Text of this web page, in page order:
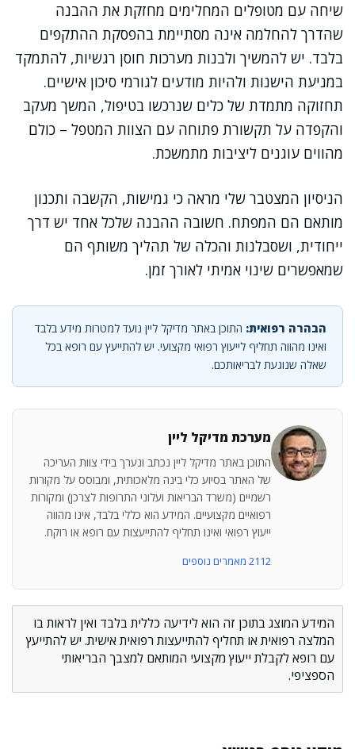
שיחה עם מטופלים המחלימים מחזקת את ההבנה
שהדרך להחלמה אינה מסתיימת בהפסקת ההתקפים
בלבד. יש להמשיך ולבנות מערכות חוסן רגשיות, להתמקד
במניעת הישנות ולהיות מודעים לגורמי סיכון אישיים.
תחזוקה מתמדת של כלים שנרכשו בטיפול, המשך מעקב
והקפדה על תקשורת פתוחה עם הצוות המטפל – כולם
מהווים עוגנים ליציבות מתמשכת.
הניסיון המצטבר שלי מראה כי גמישות, הקשבה ותכנון
מותאם הם המפתח. חשובה ההבנה שלכל אחד יש דרך
ייחודית, ושסבלנות והכלה של תהליך משותף הם
שמאפשרים שינוי אמיתי לאורך זמן.
הבהרה רפואית: התוכן באתר מדיקל ליין נועד למטרות מידע בלבד
ואינו מהווה תחליף לייעוץ רפואי מקצועי. יש להתייעץ עם רופא בכל
שאלה שנוגעת לבריאותכם.
מערכת מדיקל ליין
התוכן באתר מדיקל ליין נכתב ונערך בידי צוות העריכה
של האתר בסיוע כלי בינה מלאכותית, ומבוסס על מקורות
רשמיים (משרד הבריאות ועלוני התרופות לצרכן) ומקורות
רפואיים מקצועיים. המידע הוא כללי בלבד, אינו מהווה
ייעוץ רפואי ואינו תחליף להתייעצות עם רופא או רוקח.
2112 מאמרים נוספים
המידע המוצג בתוכן זה הוא לידיעה כללית בלבד ואין לראות בו
המלצה רפואית או תחליף להתייעצות רפואית אישית. יש להתייעץ
עם רופא לקבלת ייעוץ מקצועי המותאם למצבך הבריאותי
הספציפי.